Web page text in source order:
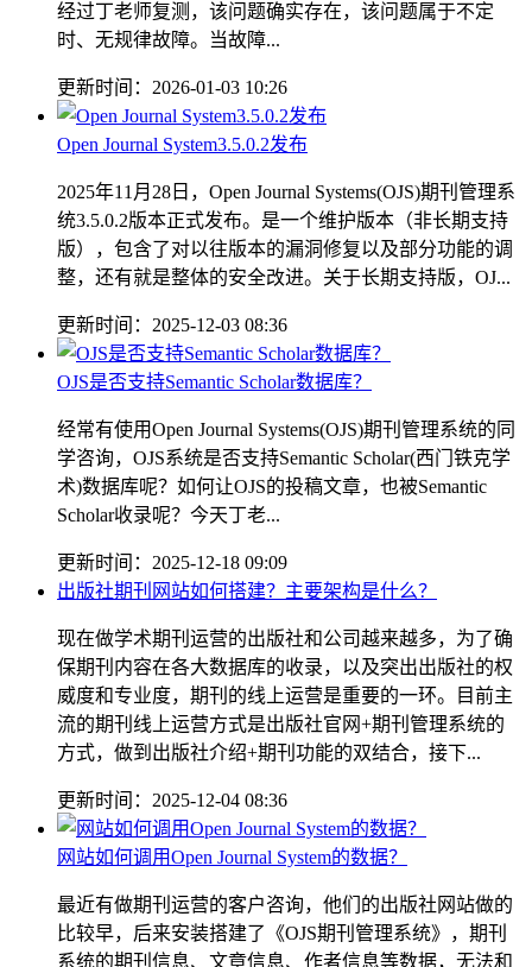
经过丁老师复测，该问题确实存在，该问题属于不定
时、无规律故障。当故障...
更新时间：2026-01-03 10:26
Open Journal System3.5.0.2发布
2025年11月28日，Open Journal Systems(OJS)期刊管理系
统3.5.0.2版本正式发布。是一个维护版本（非长期支持
版），包含了对以往版本的漏洞修复以及部分功能的调
整，还有就是整体的安全改进。关于长期支持版，OJ...
更新时间：2025-12-03 08:36
OJS是否支持Semantic Scholar数据库？
经常有使用Open Journal Systems(OJS)期刊管理系统的同
学咨询，OJS系统是否支持Semantic Scholar(西门铁克学
术)数据库呢？如何让OJS的投稿文章，也被Semantic
Scholar收录呢？今天丁老...
更新时间：2025-12-18 09:09
出版社期刊网站如何搭建？主要架构是什么？
现在做学术期刊运营的出版社和公司越来越多，为了确
保期刊内容在各大数据库的收录，以及突出出版社的权
威度和专业度，期刊的线上运营是重要的一环。目前主
流的期刊线上运营方式是出版社官网+期刊管理系统的
方式，做到出版社介绍+期刊功能的双结合，接下...
更新时间：2025-12-04 08:36
网站如何调用Open Journal System的数据？
最近有做期刊运营的客户咨询，他们的出版社网站做的
比较早，后来安装搭建了《OJS期刊管理系统》，期刊
系统的期刊信息、文章信息、作者信息等数据，无法和